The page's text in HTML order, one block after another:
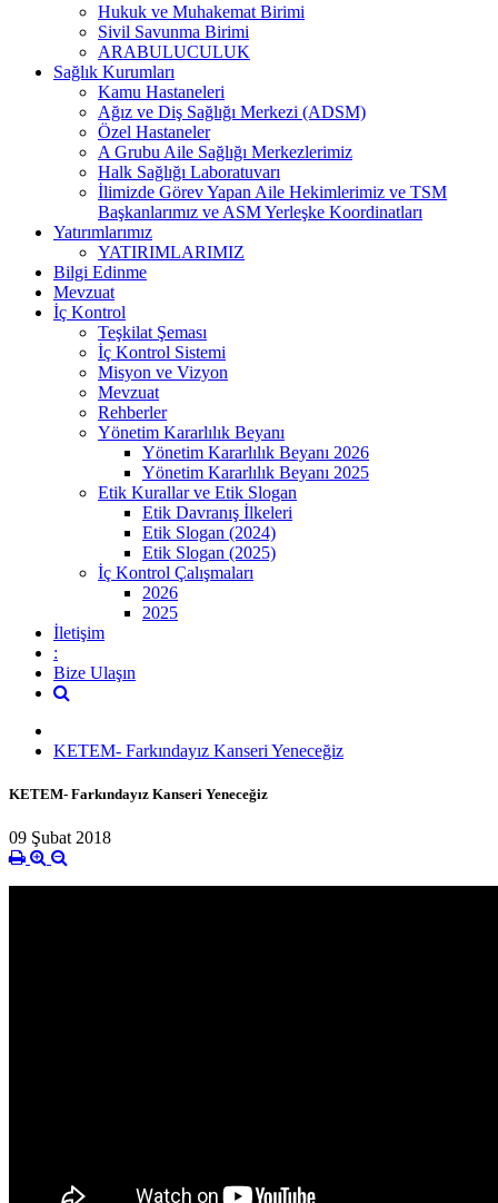
Hukuk ve Muhakemat Birimi
Sivil Savunma Birimi
ARABULUCULUK
Sağlık Kurumları
Kamu Hastaneleri
Ağız ve Diş Sağlığı Merkezi (ADSM)
Özel Hastaneler
A Grubu Aile Sağlığı Merkezlerimiz
Halk Sağlığı Laboratuvarı
İlimizde Görev Yapan Aile Hekimlerimiz ve TSM
Başkanlarımız ve ASM Yerleşke Koordinatları
Yatırımlarımız
YATIRIMLARIMIZ
Bilgi Edinme
Mevzuat
İç Kontrol
Teşkilat Şeması
İç Kontrol Sistemi
Misyon ve Vizyon
Mevzuat
Rehberler
Yönetim Kararlılık Beyanı
Yönetim Kararlılık Beyanı 2026
Yönetim Kararlılık Beyanı 2025
Etik Kurallar ve Etik Slogan
Etik Davranış İlkeleri
Etik Slogan (2024)
Etik Slogan (2025)
İç Kontrol Çalışmaları
2026
2025
İletişim
:
Bize Ulaşın
KETEM- Farkındayız Kanseri Yeneceğiz
KETEM- Farkındayız Kanseri Yeneceğiz
09 Şubat 2018